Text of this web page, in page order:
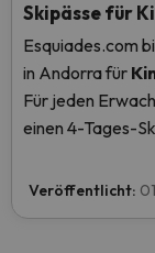
Skipässe für
Esquiades.com
in Andorrafür
Für jeden
einen 4-Tages-
mehr.
Veröffentlicht: